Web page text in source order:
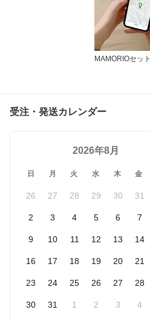
MAMORIOセット
受注・発送カレンダー
2026年8月
日 月 火 水 木 金
26 27 28 29 30 31
2 3 4 5 6 7
9 10 11 12 13 14
16 17 18 19 20 21
23 24 25 26 27 28
30 31 1 2 3 4